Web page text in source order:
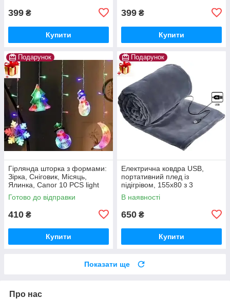
399 ₴
Купити
399 ₴
Купити
Подарунок
Гірлянда шторка з формами:
Зірка, Сніговик, Місяць,
Ялинка, Сапог 10 PCS light
Кольорова гірлянда-штора
Готово до відправки
410 ₴
Купити
Подарунок
Електрична ковдра USB,
портативний плед із
підігрівом, 155x80 з 3
режимами нагрівання
Електроковдра із застібкою
В наявності
650 ₴
Купити
Показати ще
Про нас